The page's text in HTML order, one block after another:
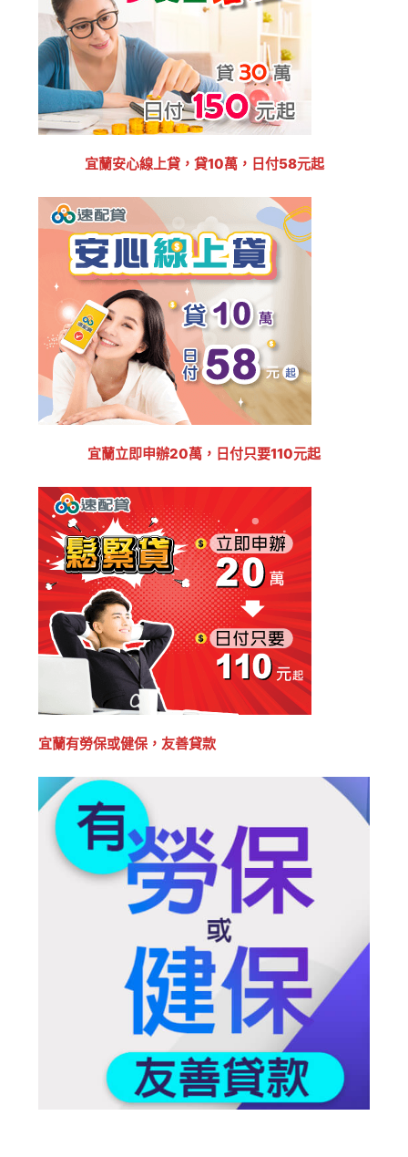
宜蘭安心線上貸，貸10萬，日付58元起
宜蘭立即申辦20萬，日付只要110元起
宜蘭有勞保或健保，友善貸款